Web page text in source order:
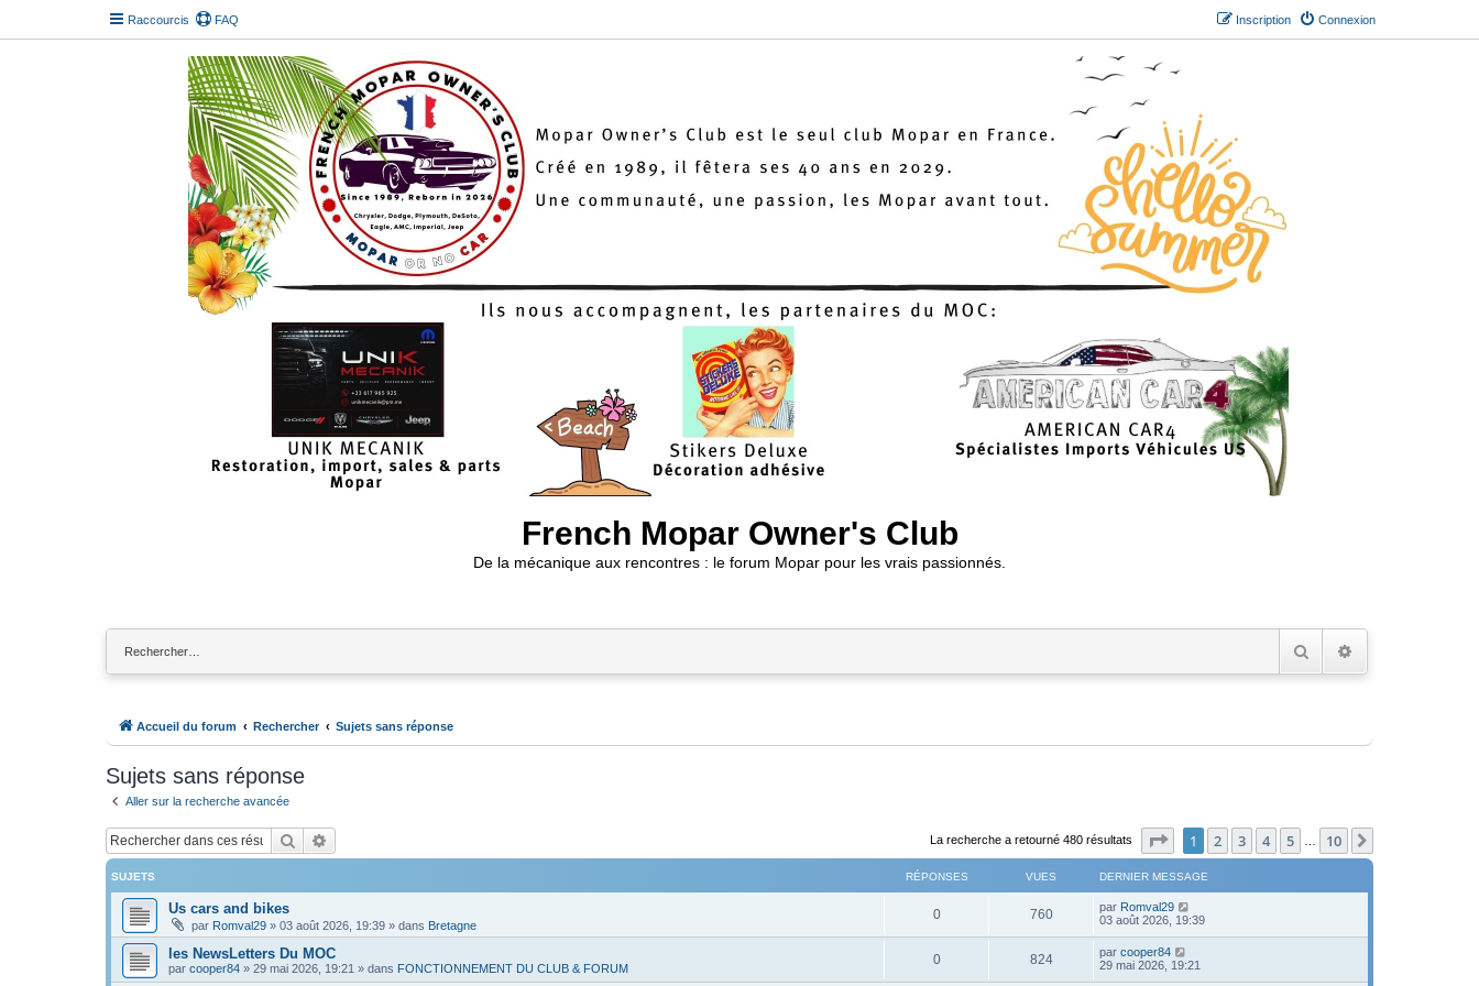
Raccourcis FAQ Connexion
Inscription
French Mopar Owner's Club
De la mécanique aux rencontres : le forum Mopar pour les vrais passionnés.
RechercherRecherche avancée
Accueil du forum Rechercher Sujets sans réponse
Sujets sans réponse
Aller sur la recherche avancée
Rechercher La recherche a retourné 480 résultats Page sur10
1 2 3 4 5 10
SUJETS RÉPONSES VUES DERNIER MESSAGE
Us cars and bikes
par Romval29 » 03 août 2026, 19:39 » dans Bretagne
0R
é
760V
u
D
e
i
e
par Romval29
03 août 2026, 19:39
les NewsLetters Du MOC
par cooper84 » 29 mai 2026, 19:21 » dans FONCTIONNEMENT DU CLUB & FORUM
0R
824V
D
e
par cooper84
29 mai 2026, 19:21